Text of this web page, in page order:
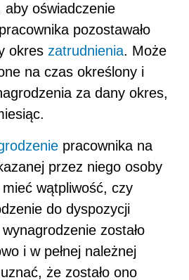
oświadczenie
pozostawało
okres zatrudnienia. Może
na czas określony i
za dany okres,
pracownika na
przez niego osoby
wątpliwość, czy
do dyspozycji
zostało
i w pełnej należnej
że zostało ono